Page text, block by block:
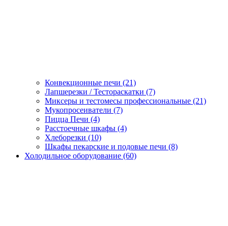
Конвекционные печи (21)
Лапшерезки / Тестораскатки (7)
Миксеры и тестомесы профессиональные (21)
Мукопросеиватели (7)
Пицца Печи (4)
Расстоечные шкафы (4)
Хлеборезки (10)
Шкафы пекарские и подовые печи (8)
Холодильное оборудование (60)